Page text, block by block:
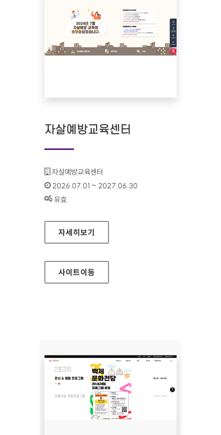
자살예방교육센터
기관명 :
자살예방교육센터
인증기간 :
2026.07.01 ~ 2027.06.30
상태 :
유효
자살예방교육센터
자세히보기
사이트이동